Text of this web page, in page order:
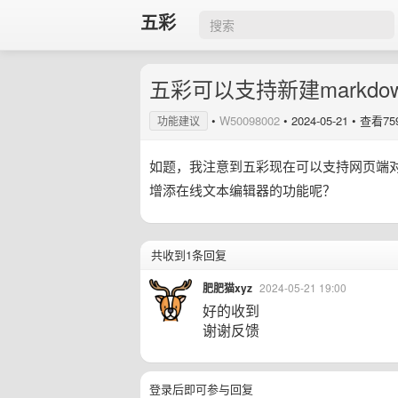
五彩
五彩可以支持新建
功能建议 • W50098002 • 2024-05-21 • 查看
如题，我注意到五彩现在可以支持网页端
增添在线文本编辑器的功能呢？
共收到1条回复
肥肥猫xyz 2024-05-21 19:00
好的收到
谢谢反馈
登录后即可参与回复